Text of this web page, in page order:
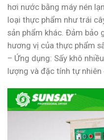
hơi nước bằng máy nén
loại thực phẩm như trái
sản phẩm khác. Đảm bảo
hương vị của thực phẩm
– Ứng dụng: Sấy khô
lượng và đặc tính tự nhiên